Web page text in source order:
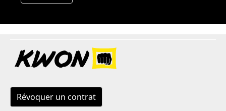
Révoquer un contrat